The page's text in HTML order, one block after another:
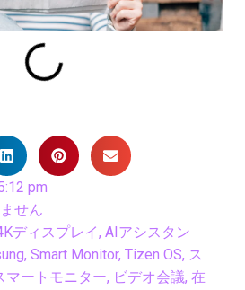
pm
せん
ディスプレイ, AIアシスタン
, Smart Monitor, Tizen OS, ス
マートモニター, ビデオ会議, 在